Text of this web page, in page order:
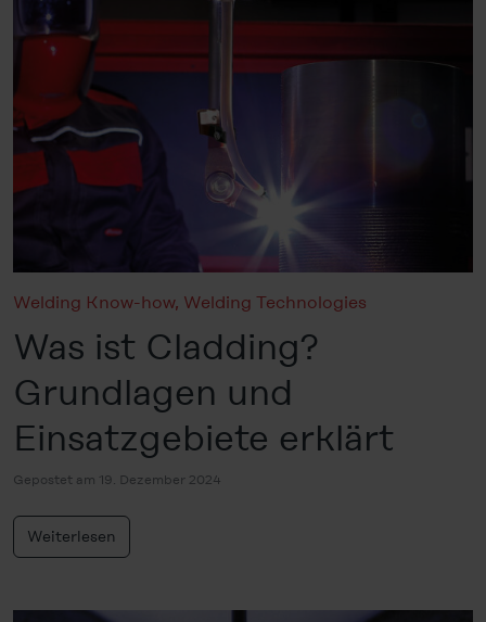
Welding Know-how, Welding Technologies
Was ist Cladding?
Grundlagen und
Einsatzgebiete erklärt
Gepostet am 19. Dezember 2024
Weiterlesen